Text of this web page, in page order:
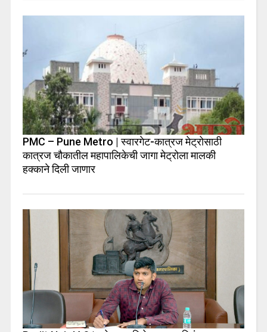
PMC – Pune Metro | स्वारगेट-कात्रज मेट्रोसाठी
कात्रज चौकातील महापालिकेची जागा मेट्रोला मालकी
हक्काने दिली जाणार